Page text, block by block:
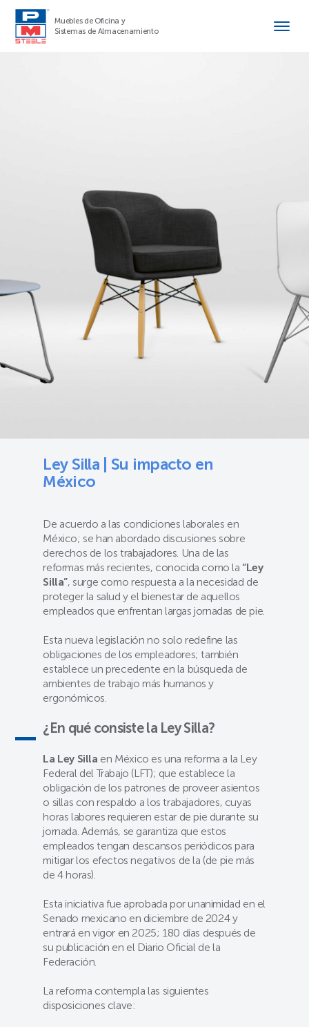
Muebles de Oficina y
Sistemas de Almacenamiento
Ley Silla | Su impacto en
México
De acuerdo a las condiciones laborales en
México; se han abordado discusiones sobre
derechos de los trabajadores. Una de las
reformas más recientes, conocida como la“Ley
Silla”, surge como respuesta a la necesidad de
proteger la salud y el bienestar de aquellos
empleados que enfrentan largas jornadas de pie.
Esta nueva legislación no solo redefine las
obligaciones de los empleadores; también
establece un precedente en la búsqueda de
ambientes de trabajo más humanos y
ergonómicos.
¿En qué consiste la Ley Silla?
La Ley Silla en México es una reforma a la Ley
Federal del Trabajo (LFT); que establece la
obligación de los patrones de proveer asientos
o sillas con respaldo a los trabajadores, cuyas
horas labores requieren estar de pie durante su
jornada. Además, se garantiza que estos
empleados tengan descansos periódicos para
mitigar los efectos negativos de la (de pie más
de 4 horas).
Esta iniciativa fue aprobada por unanimidad en el
Senado mexicano en diciembre de 2024 y
entrará en vigor en 2025; 180 días después de
su publicación en el Diario Oficial de la
Federación.
La reforma contempla las siguientes
disposiciones clave: